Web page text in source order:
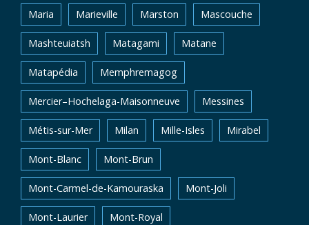
Maria Marieville Marston Mascouche
Mashteuiatsh Matagami Matane
Matapédia Memphremagog
Mercier–Hochelaga-Maisonneuve Messines
Métis-sur-Mer Milan Mille-Isles Mirabel
Mont-Blanc Mont-Brun
Mont-Carmel-de-Kamouraska Mont-Joli
Mont-Laurier Mont-Royal